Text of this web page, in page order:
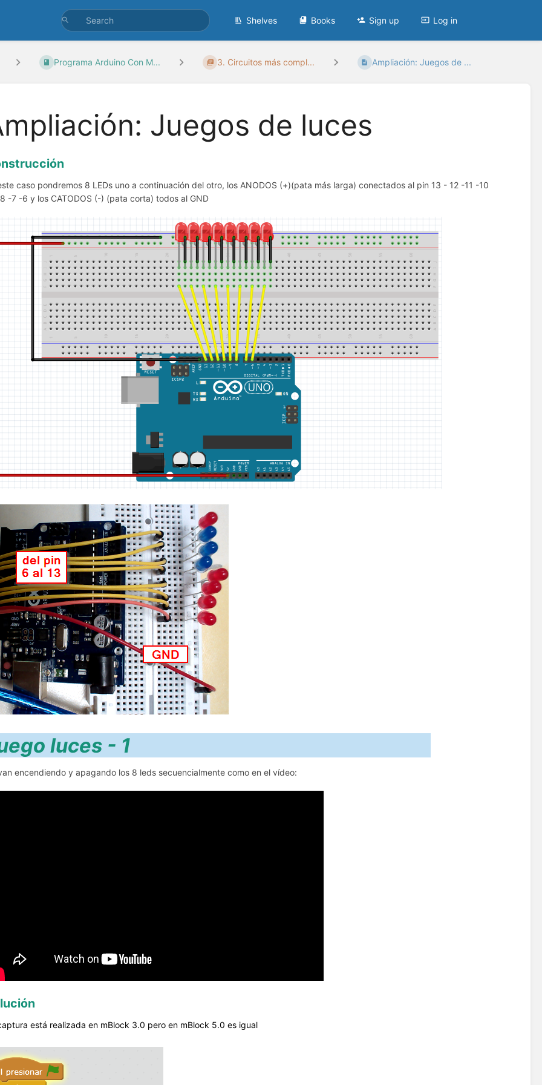
Shelves Books Sign up Log in
Programa Arduino Con M... 3. Circuitos más compl... Ampliación: Juegos de ...
Juegos de luces
caso pondremos 8 LEDs uno a continuación del otro, los ANODOS (+)(pata más larga) conectados al pin 13 - 12 -11 -10
-7 -6 y los CATODOS (-) (pata corta) todos al GND
luces - 1
encendiendo y apagando los 8 leds secuencialmente como en el vídeo:
está realizada en mBlock 3.0 pero en mBlock 5.0 es igual